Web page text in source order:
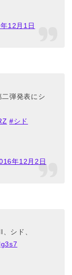
12月1日
弾発表にシ
#シド
年12月2日
シド、